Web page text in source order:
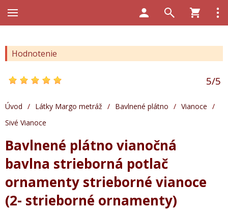
Hodnotenie
5/5
Úvod / Látky Margo metráž / Bavlnené plátno / Vianoce /
Sivé Vianoce
Bavlnené plátno vianočná
bavlna strieborná potlač
ornamenty strieborné vianoce
(2- strieborné ornamenty)